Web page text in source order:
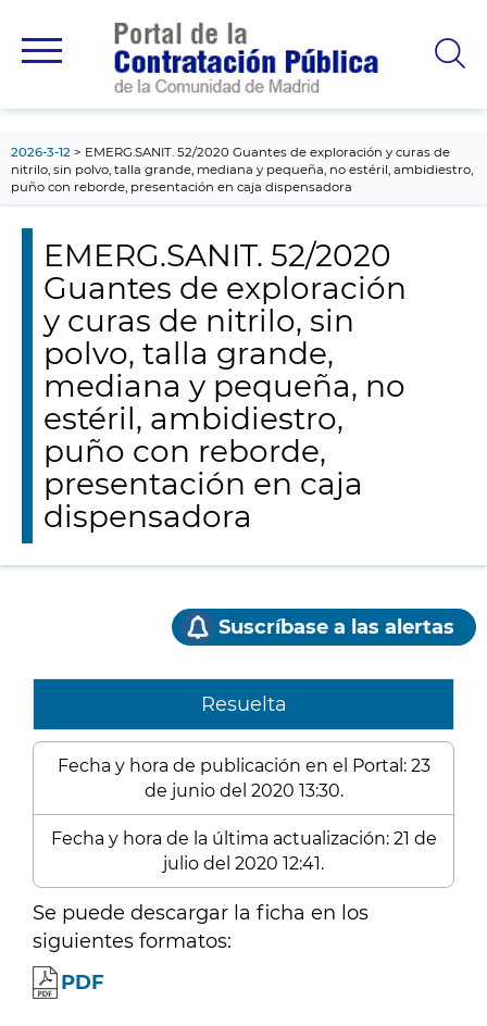
principal
2026-3-12
EMERG.SANIT. 52/2020 Guantes de exploración y curas de
nitrilo, sin polvo, talla grande, mediana y pequeña, no estéril, ambidiestro,
puño con reborde, presentación en caja dispensadora
EMERG.SANIT. 52/2020
Guantes de exploración
y curas de nitrilo, sin
polvo, talla grande,
mediana y pequeña, no
estéril, ambidiestro,
puño con reborde,
presentación en caja
dispensadora
Suscríbase a las alertas
Resuelta
Fecha y hora de publicación en el Portal: 23
de junio del 2020 13:30.
Fecha y hora de la última actualización: 21 de
julio del 2020 12:41.
Se puede descargar la ficha en los
siguientes formatos:
PDF